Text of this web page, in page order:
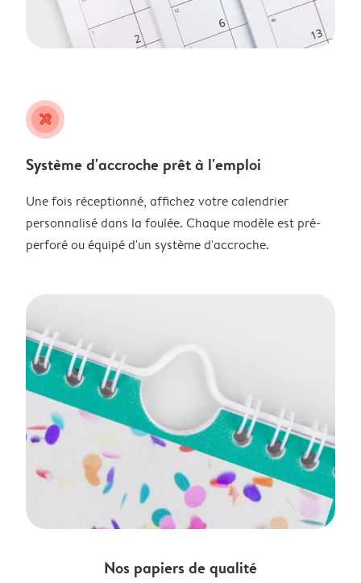
tools
Système d'accroche prêt à l'emploi
Une fois réceptionné, affichez votre calendrier
personnalisé dans la foulée. Chaque modèle est pré-
perforé ou équipé d'un système d'accroche.
Nos papiers de qualité